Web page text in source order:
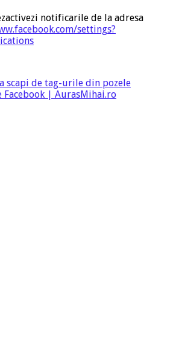
notificarile de la adresa
settings?
scapi de tag-urile din pozele
Facebook | AurasMihai.ro